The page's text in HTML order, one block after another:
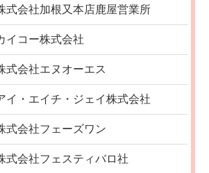
式会社加根又本店鹿屋営業所
イコー株式会社
式会社エヌオーエス
イ・エイチ・ジェイ株式会社
式会社フェーズワン
式会社フェスティバロ社